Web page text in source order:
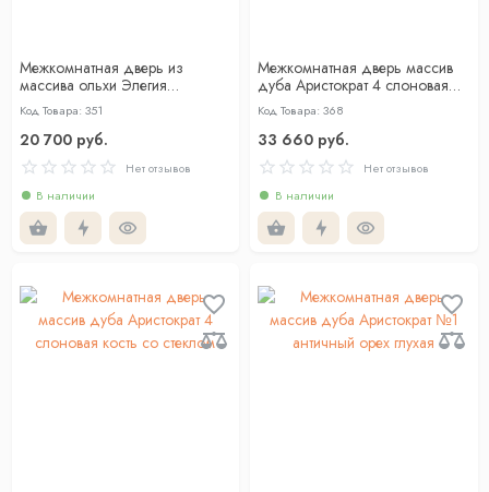
Межкомнатная дверь из
массива ольхи Элегия
античный орех со стеклом
Код Товара: 351
20 700 руб.
Нет отзывов
В наличии
Межкомнатная дверь массив
дуба Аристократ 4 слоновая
кость глухая
Код Товара: 368
33 660 руб.
Нет отзывов
В наличии